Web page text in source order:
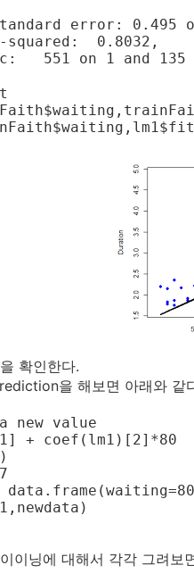
error: 0.495
Adjusted R-squared:  0.8018
551 on 1 and 135
확인한다.
을 해보면 아래와 같
new value
+ coef(lm1)[2]*80
이닝에 대해서 각각 그려보